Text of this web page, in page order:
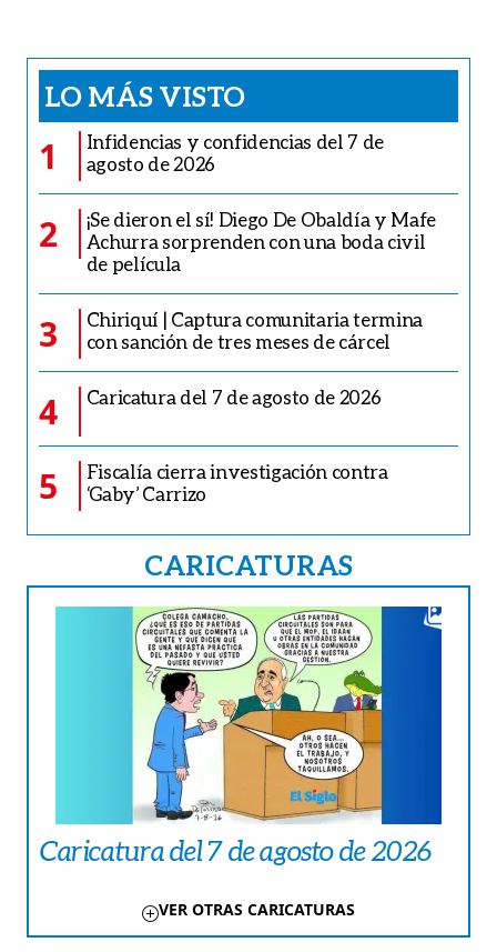
LO MÁS VISTO
1
Infidencias y confidencias del 7 de
agosto de 2026
2
¡Se dieron el sí! Diego De Obaldía y Mafe
Achurra sorprenden con una boda civil
de película
3
Chiriquí | Captura comunitaria termina
con sanción de tres meses de cárcel
4 Caricatura del 7 de agosto de 2026
5
Fiscalía cierra investigación contra
‘Gaby’ Carrizo
CARICATURAS
Caricatura del 7 de agosto de 2026
VER OTRAS CARICATURAS